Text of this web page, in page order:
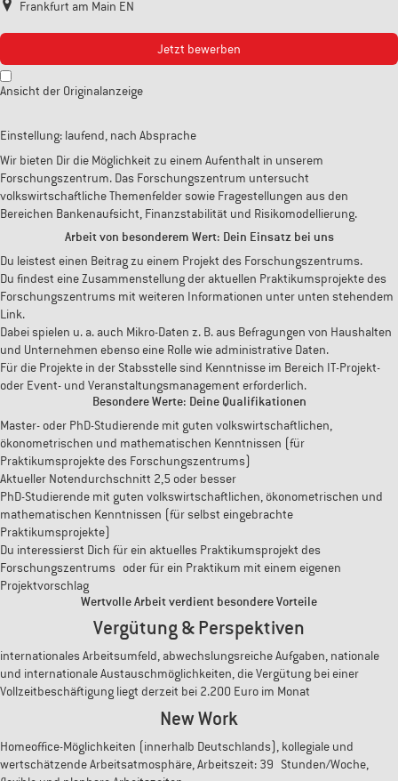
Frankfurt am Main EN
Jetzt bewerben
Ansicht der Originalanzeige
Einstellung: laufend, nach Absprache
Wir bieten Dir die Möglichkeit zu einem Aufenthalt in unserem
Forschungszentrum. Das Forschungszentrum untersucht
volkswirtschaftliche Themenfelder sowie Fragestellungen aus den
Bereichen Bankenaufsicht, Finanzstabilität und Risikomodellierung.
Arbeit von besonderem Wert: Dein Einsatz bei uns
Du leistest einen Beitrag zu einem Projekt des Forschungszentrums.
Du findest eine Zusammenstellung der aktuellen Praktikumsprojekte des
Forschungszentrums mit weiteren Informationen unter unten stehendem
Link.
Dabei spielen u. a. auch Mikro-Daten z. B. aus Befragungen von Haushalten
und Unternehmen ebenso eine Rolle wie administrative Daten.
Für die Projekte in der Stabsstelle sind Kenntnisse im Bereich IT-Projekt-
oder Event- und Veranstaltungsmanagement erforderlich.
Besondere Werte: Deine Qualifikationen
Master- oder PhD-Studierende mit guten volkswirtschaftlichen,
ökonometrischen und mathematischen Kenntnissen (für
Praktikumsprojekte des Forschungszentrums)
Aktueller Notendurchschnitt 2,5 oder besser
PhD-Studierende mit guten volkswirtschaftlichen, ökonometrischen und
mathematischen Kenntnissen (für selbst eingebrachte
Praktikumsprojekte)
Du interessierst Dich für ein aktuelles Praktikumsprojekt des
Forschungszentrums oder für ein Praktikum mit einem eigenen
Projektvorschlag
Wertvolle Arbeit verdient besondere Vorteile
Vergütung & Perspektiven
internationales Arbeitsumfeld, abwechslungsreiche Aufgaben, nationale
und internationale Austauschmöglichkeiten, die Vergütung bei einer
Vollzeitbeschäftigung liegt derzeit bei 2.200 Euro im Monat
New Work
Homeoffice-Möglichkeiten (innerhalb Deutschlands), kollegiale und
wertschätzende Arbeitsatmosphäre, Arbeitszeit: 39 Stunden/Woche,